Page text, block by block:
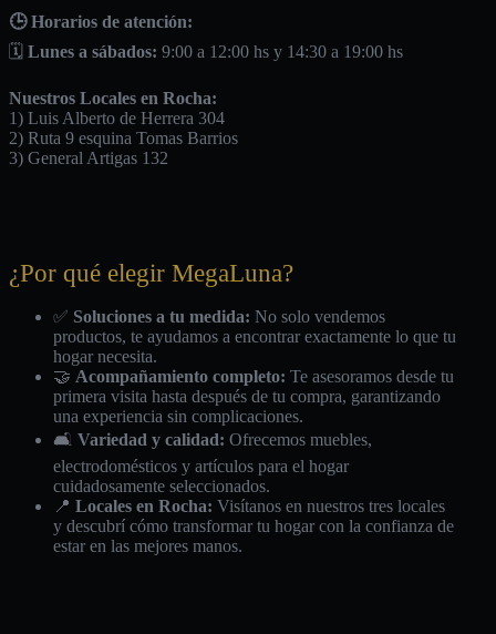
🕒 Horarios de atención:
🗓️ Lunes a sábados: 9:00 a 12:00 hs y 14:30 a 19:00 hs
Nuestros Locales en Rocha:
1) Luis Alberto de Herrera 304
2) Ruta 9 esquina Tomas Barrios
3) General Artigas 132
¿Por qué elegir MegaLuna?
✅ Soluciones a tu medida: No solo vendemos
productos, te ayudamos a encontrar exactamente lo que tu
hogar necesita.
🤝 Acompañamiento completo: Te asesoramos desde tu
primera visita hasta después de tu compra, garantizando
una experiencia sin complicaciones.
🛋️ Variedad y calidad: Ofrecemos muebles,
electrodomésticos y artículos para el hogar
cuidadosamente seleccionados.
📍 Locales en Rocha: Visítanos en nuestros tres locales
y descubrí cómo transformar tu hogar con la confianza de
estar en las mejores manos.